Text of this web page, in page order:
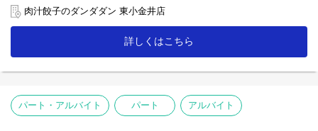
【ホール】
「何もつけないで食べられるようになっていますので、
「肉汁焼餃子」を提供する時は、こんな説明を！
お客様との距離、めっちゃ近いので接客を楽しんで下さいね♪
【キッチン】
未経験者の方にも無理なくスタートできる簡単な調理がメイン！
人気の「肉汁焼餃子」も上手に焼ける様に！
肉汁餃子のダンダダン 東小金井店
詳しくはこちら
パート・アルバイト パート アルバイト